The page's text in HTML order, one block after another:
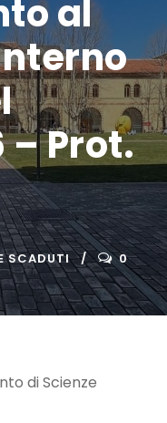
al
Prot.
SCADUTI 0
di Scienze